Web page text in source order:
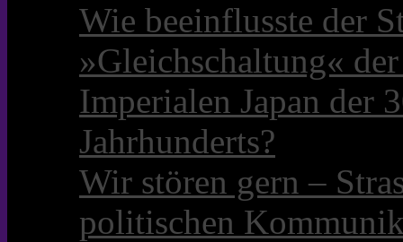
Wie beeinflusste der
»Gleichschaltung«
Imperialen Japan der
Jahrhunderts?
Wir stören gern –
politischen